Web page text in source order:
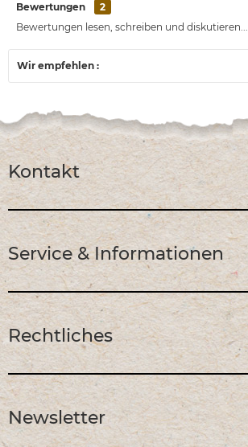
Bewertungen
2
Bewertungen lesen, schreiben und diskutieren...
Wir empfehlen :
Kontakt
Service & Informationen
Rechtliches
Newsletter